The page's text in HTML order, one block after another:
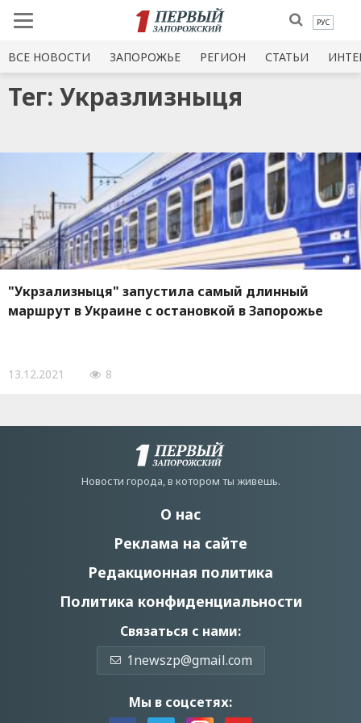
РУС
ВСЕ НОВОСТИ ЗАПОРОЖЬЕ РЕГИОН СТАТЬИ
Тег: Укразлизныця
"Укрзализныця" запустила самый длинный
маршрут в Украине с остановкой в Запорожье
13.12.2021 8
Новости города, в котором ты живешь.
О нас
Реклама на сайте
Редакционная политика
Политика конфиденциальности
Связаться с нами:
1newszp@gmail.com
Мы в соцсетях: